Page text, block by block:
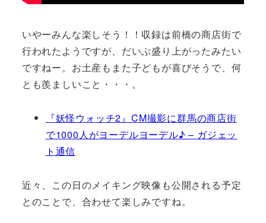
いやーみんな楽しそう！！収録は前橋の商店街で
行われたようですが、だいぶ盛り上がったみたい
ですねー。お土産もまた子どもが喜びそうで、何
とも羨ましいこと・・・。
『妖怪ウォッチ2』CM撮影に群馬の商店街
で1000人がヨーデルヨーデル♪ – ガジェッ
ト通信
近々、この日のメイキング映像も公開される予定
とのことで、合わせて楽しみですね。